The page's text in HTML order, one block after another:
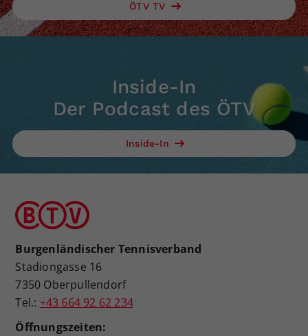
ÖTV TV
Inside-In
Der Podcast des ÖTV
Inside-In
Burgenländischer Tennisverband
Stadiongasse 16
7350 Oberpullendorf
Tel.: +43 664 92 62 234
Öffnungszeiten: